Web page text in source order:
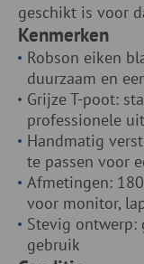
geschikt is voor
Kenmerken
Robson eiken
duurzaam en
Grijze T-poot:
professionele
Handmatig
te passen voor
Afmetingen:
voor monitor,
Stevig
gebruik